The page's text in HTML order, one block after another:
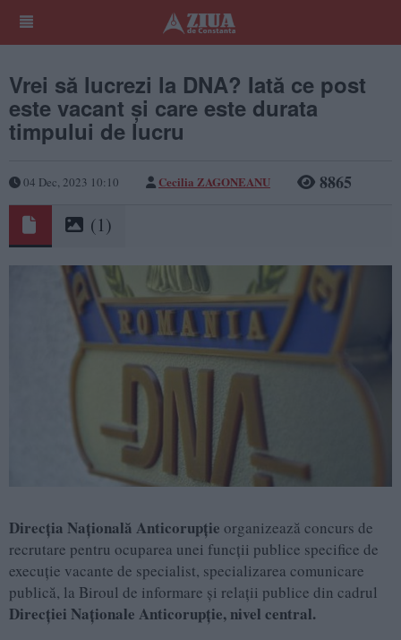
Vrei să lucrezi la DNA? Iată ce post
este vacant și care este durata
timpului de lucru
04 Dec, 2023 10:10 Cecilia ZAGONEANU 8865
(1)
Direcția Națională Anticorupție organizează concurs de
recrutare pentru ocuparea unei funcții publice specifice de
execuție vacante de specialist, specializarea comunicare
publică, la Biroul de informare și relații publice din cadrul
Direcției Naționale Anticorupție, nivel central.